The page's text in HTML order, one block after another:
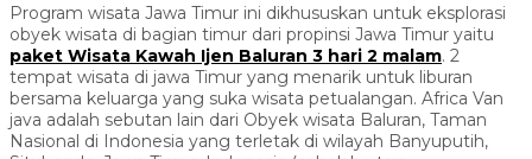
Program wisata Jawa Timur ini dikhususkan untuk eksplorasi
obyek wisata di bagian timur dari propinsi Jawa Timur yaitu
paket Wisata Kawah Ijen Baluran 3 hari 2 malam. 2
tempat wisata di jawa Timur yang menarik untuk liburan
bersama keluarga yang suka wisata petualangan. Africa Van
java adalah sebutan lain dari Obyek wisata Baluran, Taman
Nasional di Indonesia yang terletak di wilayah Banyuputih,